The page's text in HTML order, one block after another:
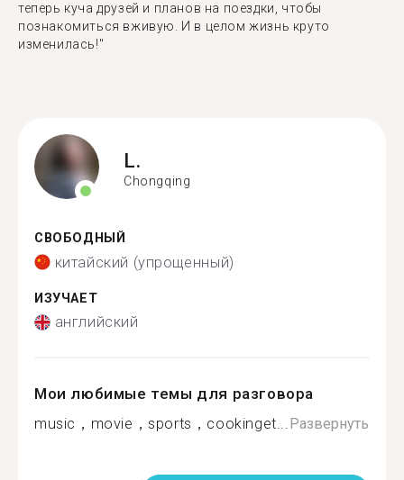
теперь куча друзей и планов на поездки, чтобы
познакомиться вживую. И в целом жизнь круто
изменилась!"
L.
Chongqing
СВОБОДНЫЙ
китайский (упрощенный)
ИЗУЧАЕТ
английский
Мои любимые темы для разговора
music，movie，sports，cookinget...Развернуть